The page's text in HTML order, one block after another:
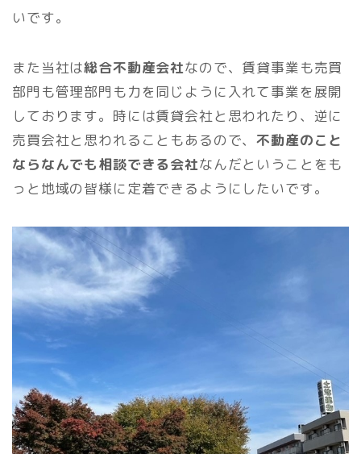
いです。
また当社は総合不動産会社なので、賃貸事業も売買
部門も管理部門も力を同じように入れて事業を展開
しております。時には賃貸会社と思われたり、逆に
売買会社と思われることもあるので、不動産のこと
ならなんでも相談できる会社なんだということをも
っと地域の皆様に定着できるようにしたいです。